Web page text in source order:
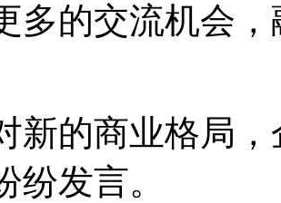
多的交流机会
的商业格局，
纷发言。